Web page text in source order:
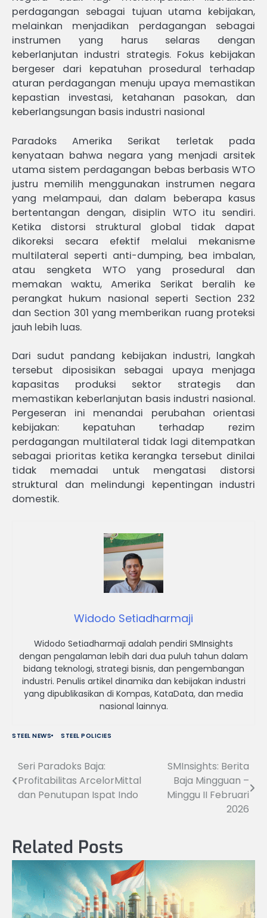
perdagangan sebagai tujuan utama kebijakan,
melainkan menjadikan perdagangan sebagai
instrumen yang harus selaras dengan
keberlanjutan industri strategis. Fokus kebijakan
bergeser dari kepatuhan prosedural terhadap
aturan perdagangan menuju upaya memastikan
kepastian investasi, ketahanan pasokan, dan
keberlangsungan basis industri nasional
Paradoks Amerika Serikat terletak pada
kenyataan bahwa negara yang menjadi arsitek
utama sistem perdagangan bebas berbasis WTO
justru memilih menggunakan instrumen negara
yang melampaui, dan dalam beberapa kasus
bertentangan dengan, disiplin WTO itu sendiri.
Ketika distorsi struktural global tidak dapat
dikoreksi secara efektif melalui mekanisme
multilateral seperti anti-dumping, bea imbalan,
atau sengketa WTO yang prosedural dan
memakan waktu, Amerika Serikat beralih ke
perangkat hukum nasional seperti Section 232
dan Section 301 yang memberikan ruang proteksi
jauh lebih luas.
Dari sudut pandang kebijakan industri, langkah
tersebut diposisikan sebagai upaya menjaga
kapasitas produksi sektor strategis dan
memastikan keberlanjutan basis industri nasional.
Pergeseran ini menandai perubahan orientasi
kebijakan: kepatuhan terhadap rezim
perdagangan multilateral tidak lagi ditempatkan
sebagai prioritas ketika kerangka tersebut dinilai
tidak memadai untuk mengatasi distorsi
struktural dan melindungi kepentingan industri
domestik.
Widodo Setiadharmaji
Widodo Setiadharmaji adalah pendiri SMInsights
dengan pengalaman lebih dari dua puluh tahun dalam
bidang teknologi, strategi bisnis, dan pengembangan
industri. Penulis artikel dinamika dan kebijakan industri
yang dipublikasikan di Kompas, KataData, dan media
nasional lainnya.
STEEL NEWS STEEL POLICIES
Navigasi
pos
Seri Paradoks Baja:
Profitabilitas ArcelorMittal
dan Penutupan Ispat Indo
SMInsights: Berita
Baja Mingguan –
Minggu II Februari
2026
Related Posts